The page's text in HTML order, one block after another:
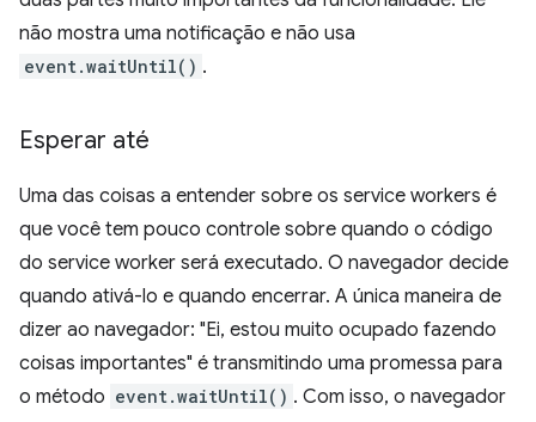
não mostra uma notificação e não usa
event.waitUntil() .
Esperar até
Uma das coisas a entender sobre os service workers é
que você tem pouco controle sobre quando o código
do service worker será executado. O navegador decide
quando ativá-lo e quando encerrar. A única maneira de
dizer ao navegador: "Ei, estou muito ocupado fazendo
coisas importantes" é transmitindo uma promessa para
o método event.waitUntil() . Com isso, o navegador